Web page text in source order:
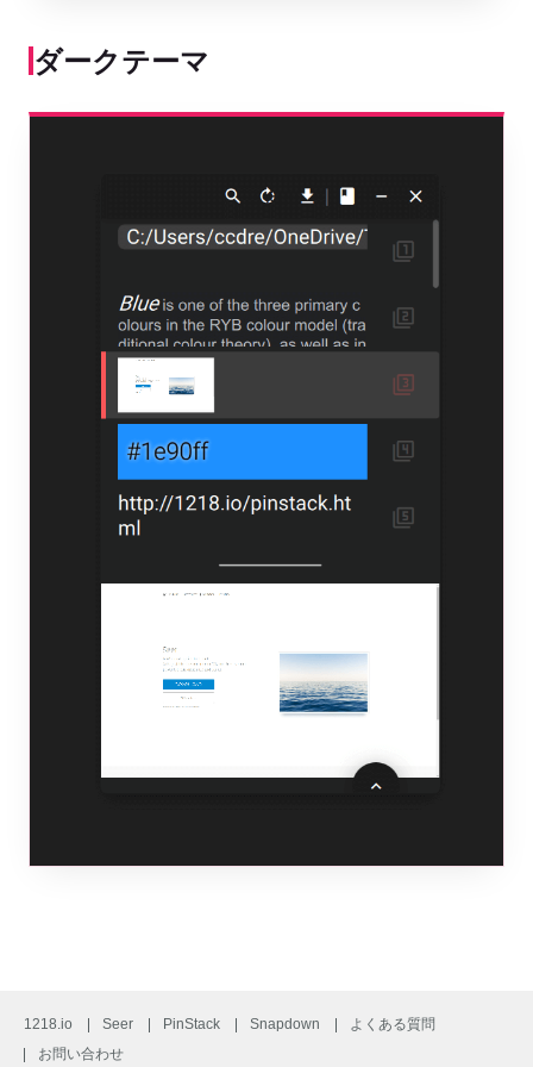
ダークテーマ
1218.io Seer PinStack Snapdown
よくある質問
お問い合わせ